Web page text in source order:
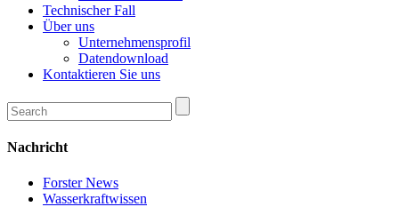
Technischer Fall
Über uns
Unternehmensprofil
Datendownload
Kontaktieren Sie uns
Nachricht
Forster News
Wasserkraftwissen